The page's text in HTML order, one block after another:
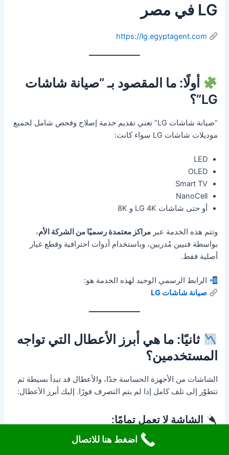
LG في مصر
https://lg.egyptagent.com
أولًا: ما المقصود بـ “صيانة شاشات
LG”؟
“صيانة شاشات LG” تعني تقديم خدمة إصلاح وفحص شامل لجميع
موديلات شاشات LG سواء كانت:
LED
OLED
Smart TV
NanoCell
أو حتى شاشات LG 4K و 8K
وتتم هذه الخدمة عبرمراكز معتمدة رسميًا من الشركة الأم،
بواسطة فنيين مُدربين، وباستخدام أدوات احترافية وقطع غيار
أصلية فقط.
الرابط الرسمي الوحيد لهذه الخدمة هو:
صيانة شاشات LG
ثانيًا: ما هي أبرز الأعطال التي تواجه
المستخدمين؟
الشاشات من الأجهزة الحساسة جدًا، والأعطال قد تبدأ بسيطة ثم
تتطوّر إلى تلف كامل إذا لم يتم التصرف فورًا. إليك أبرز الأعطال:
الشاشة لا تعمل تمامًا:
السبب: غالبًا لوحة الطاقة Power Supply أو احتراق مكوناضغط هنا للاتصال